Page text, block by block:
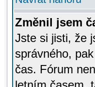
Změnil jsem
Jste si jisti, že
správného,
čas. Fórum